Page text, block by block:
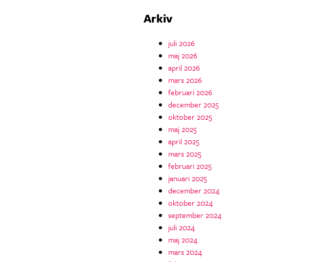
Arkiv
juli 2026
maj 2026
april 2026
mars 2026
februari 2026
december 2025
oktober 2025
maj 2025
april 2025
mars 2025
februari 2025
januari 2025
december 2024
oktober 2024
september 2024
juli 2024
maj 2024
mars 2024